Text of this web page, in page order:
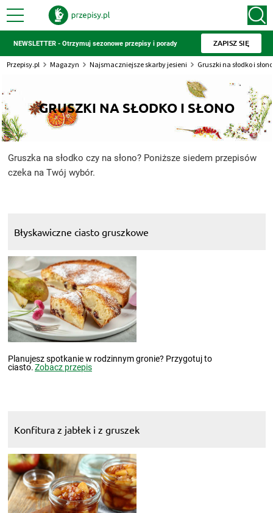
NEWSLETTER - Otrzymuj sezonowe przepisy i porady ZAPISZ SIĘ
Przepisy.pl Magazyn Najsmaczniejsze skarby jesieni Gruszki na słodko i słono
GRUSZKI NA SŁODKO I SŁONO
Gruszka na słodko czy na słono? Poniższe siedem przepisów
czeka na Twój wybór.
Błyskawiczne ciasto gruszkowe
Planujesz spotkanie w rodzinnym gronie? Przygotuj to
ciasto.Zobacz przepis
Konfitura z jabłek i z gruszek